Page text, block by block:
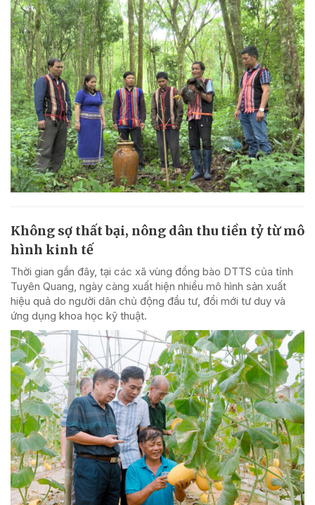
Không sợ thất bại, nông dân thu tiền tỷ từ mô
hình kinh tế
Thời gian gần đây, tại các xã vùng đồng bào DTTS của tỉnh
Tuyên Quang, ngày càng xuất hiện nhiều mô hình sản xuất
hiệu quả do người dân chủ động đầu tư, đổi mới tư duy và
ứng dụng khoa học kỹ thuật.